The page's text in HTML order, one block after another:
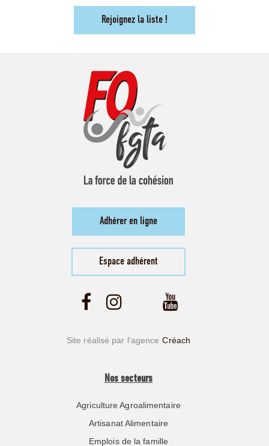
Rejoignez la liste !
Adhérer en ligne
Espace adhérent
Site réalisé par l’agence Créach
Nos secteurs
Agriculture Agroalimentaire
Artisanat Alimentaire
Emplois de la famille